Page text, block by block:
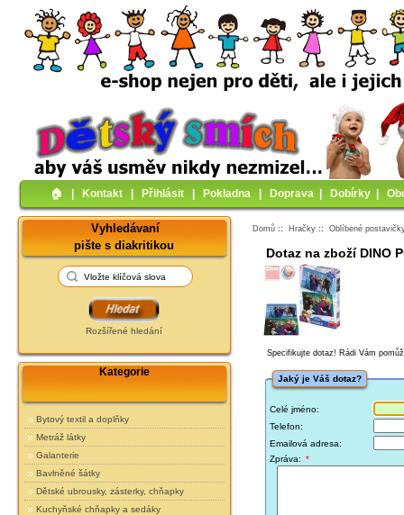
🏠︎ Kontakt Přihlásit Pokladna Doprava Dobírky
Vyhledávaní
pište s diakritikou
Rozšířené hledání
Kategorie
Bytový textil a doplňky
Metráž látky
Galanterie
Bavlněné šátky
Dětské ubrousky, zásterky, chňapky
Kuchyňské chňapky a sedáky
Domů :: Hračky ::Oblíbené
Dotaz na zboží DINO
Specifikujte dotaz! Rádi Vám
Jaký je Váš dotaz?
Celé jméno:
Telefon:
Emailová adresa:
Zpráva: *